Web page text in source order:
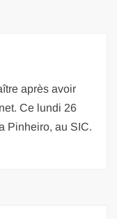
après avoir
Ce lundi 26
Pinheiro, au SIC.